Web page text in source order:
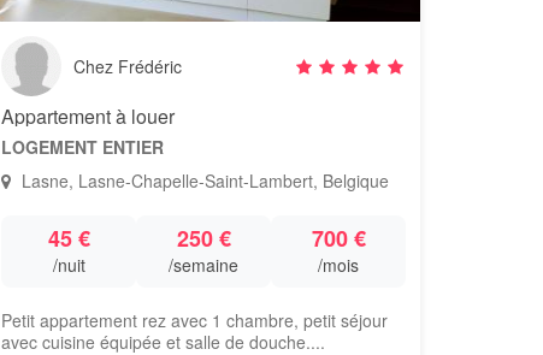
Chez Frédéric
Appartement à louer
LOGEMENT ENTIER
Lasne, Lasne-Chapelle-Saint-Lambert, Belgique
45 €
/nuit
250 €
/semaine
700 €
/mois
Petit appartement rez avec 1 chambre, petit séjour
avec cuisine équipée et salle de douche....